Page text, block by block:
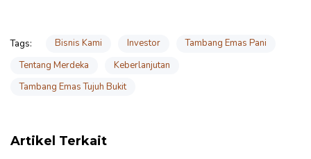
Tags: Bisnis Kami Investor
Tambang Emas Pani
Tentang Merdeka
Keberlanjutan
Tambang Emas Tujuh Bukit
Artikel Terkait